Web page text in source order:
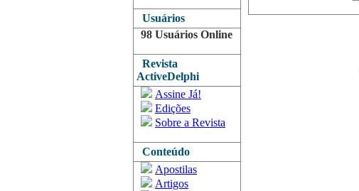
Usuários
98 Usuários Online
Revista
ActiveDelphi
Assine Já!
Edições
Sobre a Revista
Conteúdo
Apostilas
Artigos